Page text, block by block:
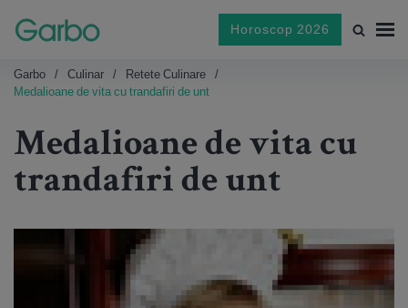
Horoscop 2026
Garbo Culinar
Retete Culinare
Medalioane de vita cu trandafiri de unt
Medalioane de vita cu
trandafiri de unt